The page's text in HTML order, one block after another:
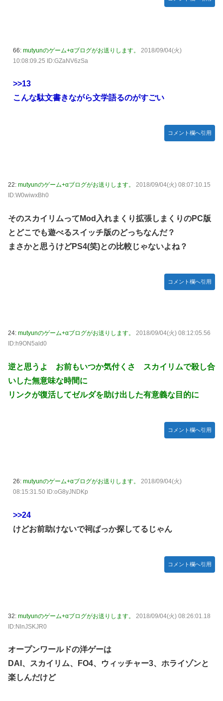
66: mutyunのゲーム+αブログがお送りします。
2018/09/04(火)
10:08:09.25 ID:GZaNV6zSa
>>13
こんな駄文書きながら文学語るのがすごい
コメント欄へ引用
22: mutyunのゲーム+αブログがお送りします。
2018/09/04(火) 08:07:10.15
ID:W0wiwxBh0
そのスカイリムってMod入れまくり拡張しまくりのPC版
とどこでも遊べるスイッチ版のどっちなんだ？
まさかと思うけどPS4(笑)との比較じゃないよね？
コメント欄へ引用
24: mutyunのゲーム+αブログがお送りします。
2018/09/04(火) 08:12:05.56
ID:h9ON5ald0
逆と思うよ お前もいつか気付くさ スカイリムで殺し合
いした無意味な時間に
リンクが復活してゼルダを助け出した有意義な目的に
コメント欄へ引用
26: mutyunのゲーム+αブログがお送りします。
2018/09/04(火)
08:15:31.50 ID:oG8yJNDKp
>>24
けどお前助けないで祠ばっか探してるじゃん
コメント欄へ引用
32: mutyunのゲーム+αブログがお送りします。
2018/09/04(火) 08:26:01.18
ID:NlnJSKJR0
オープンワールドの洋ゲーは
DAI、スカイリム、FO4、ウィッチャー3、ホライゾンと
楽しんだけど